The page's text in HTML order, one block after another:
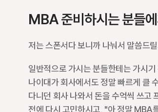
MBA 준비하시는 분들에
저는 스폰서다 보니까 나눠서 말씀드
일반적으로 가시는 분들한테는 가시
나이대가 회사에서도 정말 빠르게 클
다니던 회사 나와서 돈을 수억씩 쓰고
전에 다시 고민하시고, "아 정말 MBA